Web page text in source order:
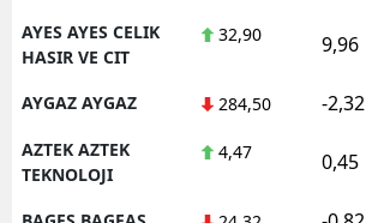
AYES AYES CELIK
HASIR VE CIT
32,90 9,96
AYGAZ AYGAZ 284,50 -2,32
AZTEK AZTEK
TEKNOLOJI
4,47 0,45